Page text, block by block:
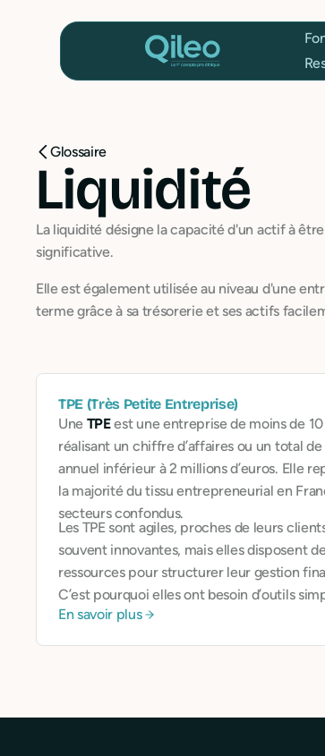
Glossaire
Liquidité
La liquidité désigne la capacité d'un actif à
significative.
Elle est également utilisée au niveau d'une
terme grâce à sa trésorerie et ses actifs
TPE (Très Petite Entreprise)
Une TPEest une entreprise de moins de 10
réalisant un chiffre d’affaires ou un total de
annuel inférieur à 2 millions d’euros. Elle
la majorité du tissu entrepreneurial en
secteurs confondus.
Les TPE sont agiles, proches de leurs
souvent innovantes, mais elles disposent
ressources pour structurer leur gestion
C’est pourquoi elles ont besoin d’outils
accessibles, et alignés sur leurs contraintes.
En savoir plus